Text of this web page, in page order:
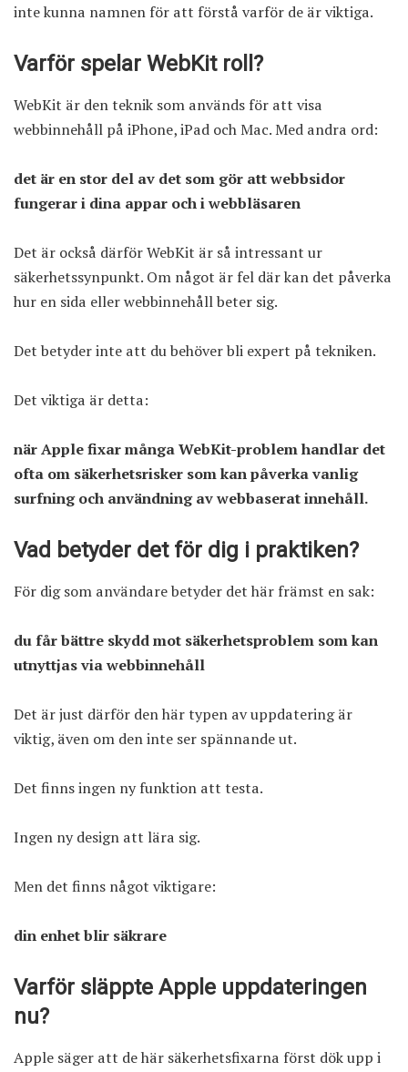
inte kunna namnen för att förstå varför de är viktiga.
Varför spelar WebKit roll?
WebKit är den teknik som används för att visa
webbinnehåll på iPhone, iPad och Mac. Med andra ord:
det är en stor del av det som gör att webbsidor
fungerar i dina appar och i webbläsaren
Det är också därför WebKit är så intressant ur
säkerhetssynpunkt. Om något är fel där kan det påverka
hur en sida eller webbinnehåll beter sig.
Det betyder inte att du behöver bli expert på tekniken.
Det viktiga är detta:
när Apple fixar många WebKit-problem handlar det
ofta om säkerhetsrisker som kan påverka vanlig
surfning och användning av webbaserat innehåll.
Vad betyder det för dig i praktiken?
För dig som användare betyder det här främst en sak:
du får bättre skydd mot säkerhetsproblem som kan
utnyttjas via webbinnehåll
Det är just därför den här typen av uppdatering är
viktig, även om den inte ser spännande ut.
Det finns ingen ny funktion att testa.
Ingen ny design att lära sig.
Men det finns något viktigare:
din enhet blir säkrare
Varför släppte Apple uppdateringen
nu?
Apple säger att de här säkerhetsfixarna först dök upp i